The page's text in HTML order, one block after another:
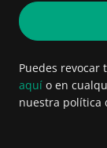
Puedes
aquí o en
nuestra política